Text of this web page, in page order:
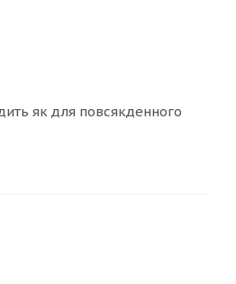
як для повсякденного